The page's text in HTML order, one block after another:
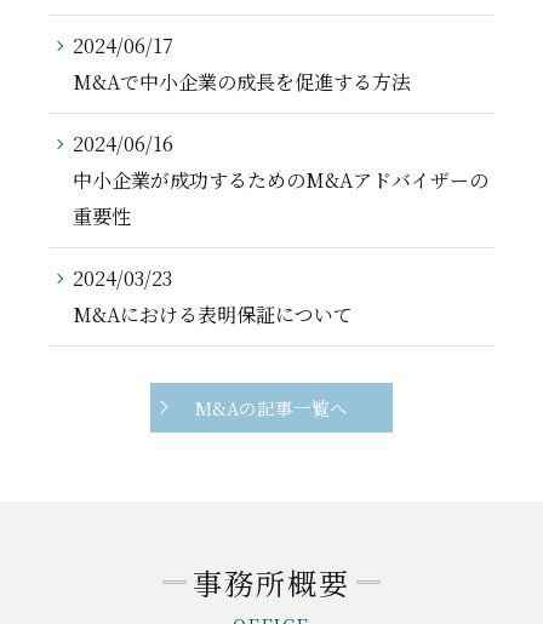
2024/06/17
M&Aで中小企業の成長を促進する方法
2024/06/16
中小企業が成功するためのM&Aアドバイザーの
重要性
2024/03/23
M&Aにおける表明保証について
M&Aの記事一覧へ
事務所概要